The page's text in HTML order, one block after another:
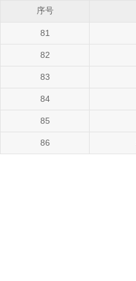
序号
81
82
83
84
85
86